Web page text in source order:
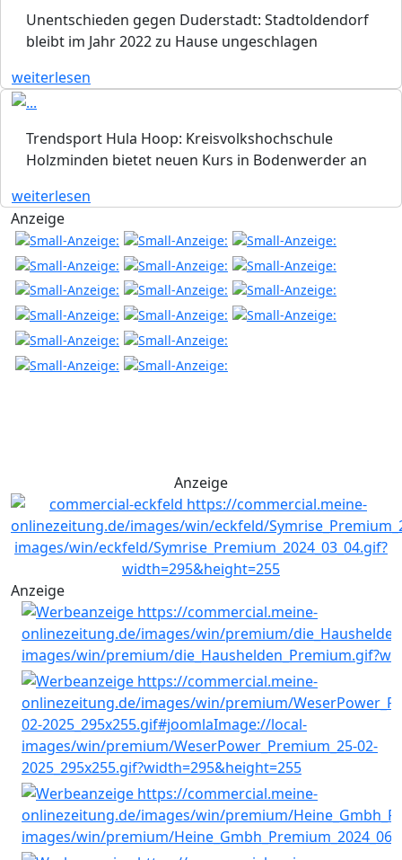
Unentschieden gegen Duderstadt: Stadtoldendorf
bleibt im Jahr 2022 zu Hause ungeschlagen
weiterlesen
Trendsport Hula Hoop: Kreisvolkshochschule
Holzminden bietet neuen Kurs in Bodenwerder an
weiterlesen
Anzeige
Anzeige
Anzeige